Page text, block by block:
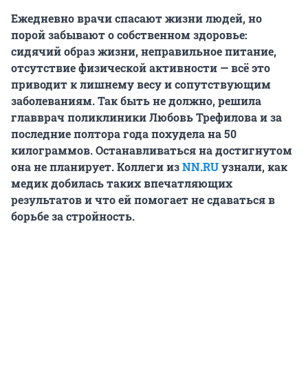
Ежедневно врачи спасают жизни людей, но
порой забывают о собственном здоровье:
сидячий образ жизни, неправильное питание,
отсутствие физической активности — всё это
приводит к лишнему весу и сопутствующим
заболеваниям. Так быть не должно, решила
главврач поликлиники Любовь Трефилова и за
последние полтора года похудела на 50
килограммов. Останавливаться на достигнутом
она не планирует. Коллеги изNN.RUузнали, как
медик добилась таких впечатляющих
результатов и что ей помогает не сдаваться в
борьбе за стройность.